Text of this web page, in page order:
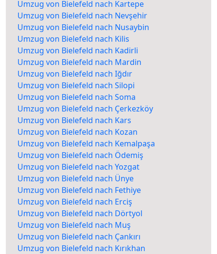
Umzug von Bielefeld nach Kartepe
Umzug von Bielefeld nach Nevşehir
Umzug von Bielefeld nach Nusaybin
Umzug von Bielefeld nach Kilis
Umzug von Bielefeld nach Kadirli
Umzug von Bielefeld nach Mardin
Umzug von Bielefeld nach Iğdır
Umzug von Bielefeld nach Silopi
Umzug von Bielefeld nach Soma
Umzug von Bielefeld nach Çerkezköy
Umzug von Bielefeld nach Kars
Umzug von Bielefeld nach Kozan
Umzug von Bielefeld nach Kemalpaşa
Umzug von Bielefeld nach Ödemiş
Umzug von Bielefeld nach Yozgat
Umzug von Bielefeld nach Ünye
Umzug von Bielefeld nach Fethiye
Umzug von Bielefeld nach Erciş
Umzug von Bielefeld nach Dörtyol
Umzug von Bielefeld nach Muş
Umzug von Bielefeld nach Çankırı
Umzug von Bielefeld nach Kırıkhan